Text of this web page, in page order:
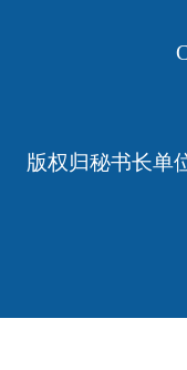
版权归秘书长单